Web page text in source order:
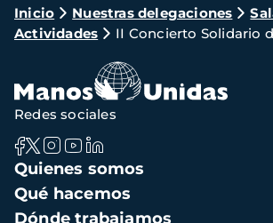
Ruta
de
navegación
Inicio Nuestras delegaciones
Actividades
II Concierto Solidario
Navegación
principal
Quienes somos
Qué hacemos
Dónde trabajamos
Redes sociales